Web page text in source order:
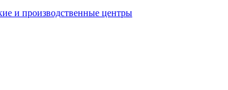
и производственные центры